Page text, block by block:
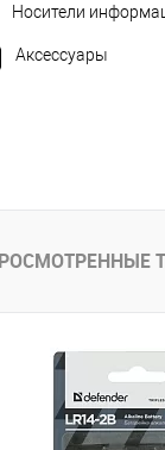
Носители
Аксессуары